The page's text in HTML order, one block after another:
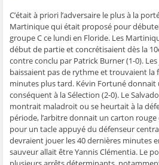
n
u
n
e
n
o
u
v
e
l
l
f
e
n
ê
t
r
e
s
u
n
n
o
u
v
e
l
e
e
n
ê
t
r
e
)
n
s
u
n
e
n
o
u
v
e
l
l
e
f
e
n
ê
t
r
e
C’était à priori l’adversaire le plus à la
Martinique qui était proposé pour
groupe C ce lundi en Floride. Les
début de partie et concrétisaient dès la
contre conclu par Patrick Burner (1-0).
baissaient pas de rythme et trouvaient la
minutes plus tard. Kévin Fortuné donnait
conséquent à la Sélection (2-0). Le
montrait maladroit ou se heurtait à la
période, l’arbitre donnait un carton rouge
pour un tacle appuyé du défenseur
devraient jouer les 40 dernières minutes
sauveur allait être Yannis Clémentia. Le